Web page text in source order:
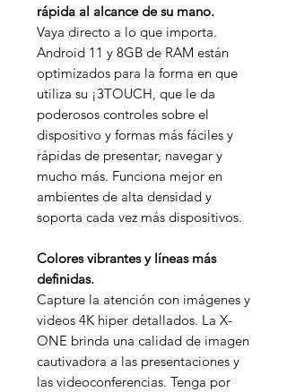
rápida al alcance de su mano.
Vaya directo a lo que importa.
Android 11 y 8GB de RAM están
optimizados para la forma en que
utiliza su ¡3TOUCH, que le da
poderosos controles sobre el
dispositivo y formas más fáciles y
rápidas de presentar, navegar y
mucho más. Funciona mejor en
ambientes de alta densidad y
soporta cada vez más dispositivos.
Colores vibrantes y líneas más
definidas.
Capture la atención con imágenes y
videos 4K hiper detallados. La X-
ONE brinda una calidad de imagen
cautivadora a las presentaciones y
las videoconferencias. Tenga por